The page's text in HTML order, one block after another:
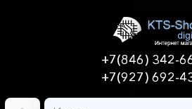
+7(846) 342-
+7(927) 692-